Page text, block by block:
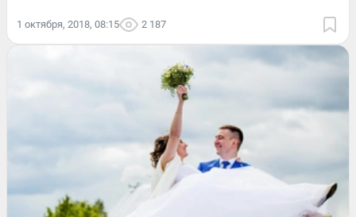
1 октября, 2018, 08:15 2 187